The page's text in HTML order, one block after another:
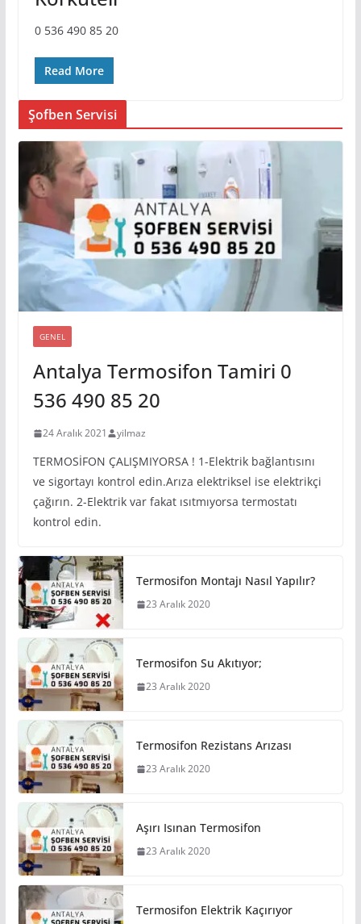
0 536 490 85 20
Read More
Şofben Servisi
GENEL
Antalya Termosifon Tamiri 0
536 490 85 20
24 Aralık 2021 yilmaz
TERMOSİFON ÇALIŞMIYORSA ! 1-Elektrik bağlantısını
ve sigortayı kontrol edin.Arıza elektriksel ise elektrikçi
çağırın. 2-Elektrik var fakat ısıtmıyorsa termostatı
kontrol edin.
Termosifon Montajı Nasıl Yapılır?
23 Aralık 2020
Termosifon Su Akıtıyor;
23 Aralık 2020
Termosifon Rezistans Arızası
23 Aralık 2020
Aşırı Isınan Termosifon
23 Aralık 2020
Termosifon Elektrik Kaçırıyor